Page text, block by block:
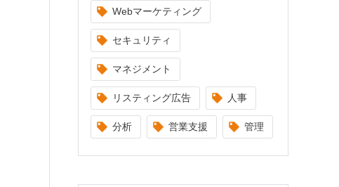
Webマーケティング
セキュリティ
マネジメント
リスティング広告 人事
分析 営業支援 管理